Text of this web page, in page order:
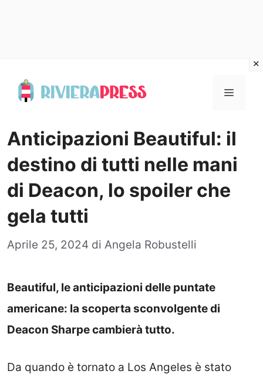
Menu
Anticipazioni Beautiful: il
destino di tutti nelle mani
di Deacon, lo spoiler che
gela tutti
Aprile 25, 2024 di Angela Robustelli
Beautiful, le anticipazioni delle puntate
americane: la scoperta sconvolgente di
Deacon Sharpe cambierà tutto.
Da quando è tornato a Los Angeles è stato